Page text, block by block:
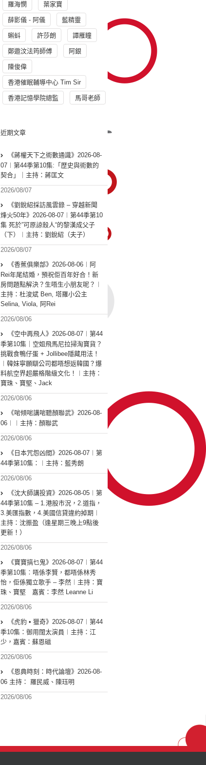
羅海憫 葉家寶
薛影儀 - 阿儀 藍精靈
蝌蚪 許莎朗 譚雁瞳
鄭遨汶法筠師傅 阿銀
陳俊偉
香港催眠輔導中心 Tim Sir
香港記憶學院總監 馬哥老師
近期文章
《蔣權天下之術數通識》2026-08-
07︱第44季第10集:「歴史與術數的
契合」｜主持：蔣匡文
2026/08/07
《劉銳紹採訪風雲錄 – 穿越新聞
烽火50年》2026-08-07︱第44季第10
集 死於”可原諒殺人“的黎漢成父子
（下）︱主持：劉銳紹（夫子）
2026/08/07
《香蕉俱樂部》2026-08-06︱阿
Rei年尾結婚，預祝佢百年好合！新
房問題點解決？生唔生小朋友呢？︱
主持：杜浚斌 Ben, 塔羅小公主
Selina, Viola, 阿Rei
2026/08/06
《空中再飛人》2026-08-07︱第44
季第10集｜空姐飛馬尼拉掃淘寶貨？
挑戰食鴨仔蛋 + Jollibee隱藏用法！
︱韓妹寧願瞓公司都唔想返韓國？爆
料航空界超嚴格階級文化！︱主持：
寶珠、寶堅、Jack
2026/08/06
《啱傾啱講啱聽顏聯武》2026-08-
06︱︱主持：顏聯武
2026/08/06
《日本咒怨凶間》2026-08-07︱第
44季第10集：︱主持：藍秀朗
2026/08/06
《沈大師講投資》2026-08-05︱第
44季第10集 – 1.港股市況，2.道指，
3.美匯指數，4.美國信貸違約掉期︱
主持：沈振盈（逢星期三晚上9點後
更新！）
2026/08/06
《寶寶搞乜鬼》2026-08-07︱第44
季第10集︰唔係李賢，都唔係林秀
怡，佢係獨立歌手 – 李然︱主持：寶
珠、寶堅 嘉賓：李然 Leanne Li
2026/08/06
《虎豹 • 獵奇》2026-08-07︱第44
季10集：御用闊太演員︱主持：江
少，嘉賓：蘇恩磁
2026/08/06
《恩典時刻：時代論壇》2026-08-
06 主持： 羅民威、陳珏明
2026/08/06